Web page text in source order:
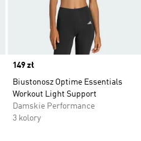
Price
149 zł
Biustonosz Optime Essentials
Workout Light Support
Damskie Performance
3 kolory